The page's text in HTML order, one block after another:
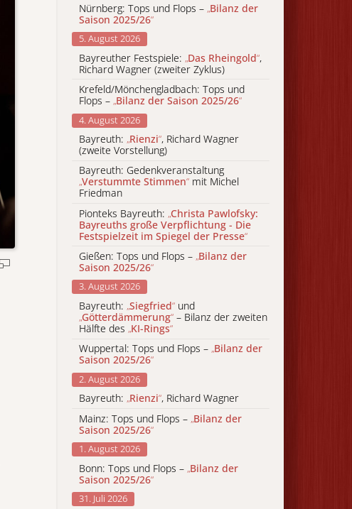
Nürnberg: Tops und Flops – „Bilanz der
Saison 2025/26“
5. August 2026
Bayreuther Festspiele: „Das Rheingold“,
Richard Wagner (zweiter Zyklus)
Krefeld/Mönchengladbach: Tops und
Flops – „Bilanz der Saison 2025/26“
4. August 2026
Bayreuth: „Rienzi“, Richard Wagner
(zweite Vorstellung)
Bayreuth: Gedenkveranstaltung
„Verstummte Stimmen“ mit Michel
Friedman
Pionteks Bayreuth: „Christa Pawlofsky:
Bayreuths große Verpflichtung - Die
Festspielzeit im Spiegel der Presse“
Gießen: Tops und Flops – „Bilanz der
Saison 2025/26“
3. August 2026
Bayreuth: „Siegfried“ und
„Götterdämmerung“ – Bilanz der zweiten
Hälfte des „KI-Rings“
Wuppertal: Tops und Flops – „Bilanz der
Saison 2025/26“
2. August 2026
Bayreuth: „Rienzi“, Richard Wagner
Mainz: Tops und Flops – „Bilanz der
Saison 2025/26“
1. August 2026
Bonn: Tops und Flops – „Bilanz der
Saison 2025/26“
31. Juli 2026